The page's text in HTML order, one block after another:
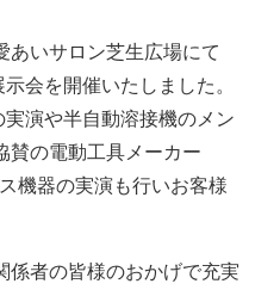
あいサロン芝生広場にて
会を開催いたしました。
演や半自動溶接機のメン
賛の電動工具メーカー
機器の実演も行いお客様
係者の皆様のおかげで充実